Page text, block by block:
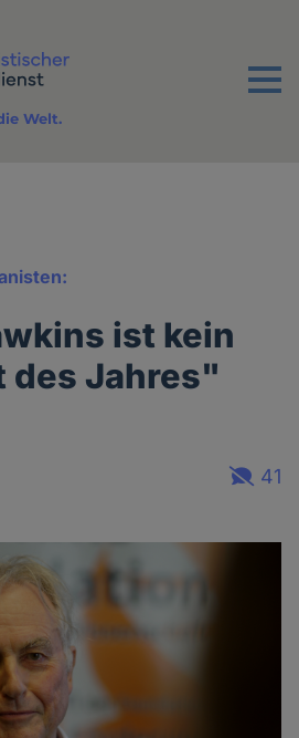
Menu
Welt.
ist kein
des Jahres"
41